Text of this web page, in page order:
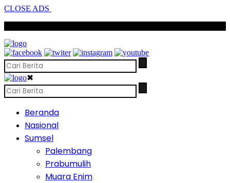
CLOSE ADS
✖
Beranda
Nasional
Sumsel
Palembang
Prabumulih
Muara Enim